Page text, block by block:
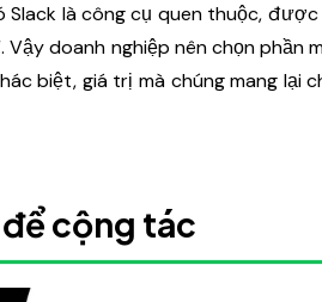
là công cụ quen thuộc,
doanh nghiệp nên chọn phần
biệt, giá trị mà chúng mang lại
cộng tác